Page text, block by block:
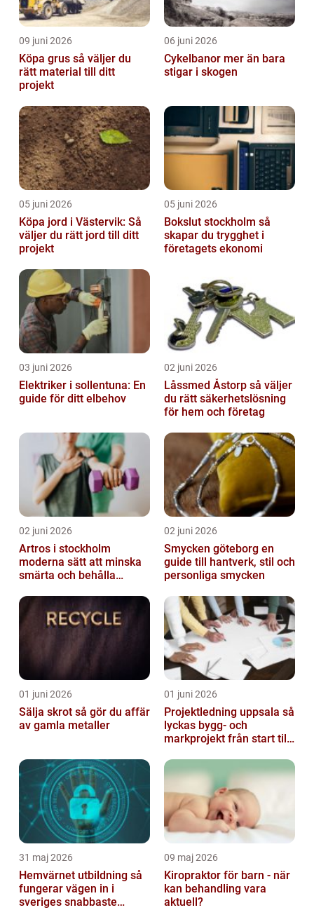
09 juni 2026
Köpa grus så väljer du
rätt material till ditt
projekt
06 juni 2026
Cykelbanor mer än bara
stigar i skogen
05 juni 2026
Köpa jord i Västervik: Så
väljer du rätt jord till ditt
projekt
05 juni 2026
Bokslut stockholm så
skapar du trygghet i
företagets ekonomi
03 juni 2026
Elektriker i sollentuna: En
guide för ditt elbehov
02 juni 2026
Låssmed Åstorp så väljer
du rätt säkerhetslösning
för hem och företag
02 juni 2026
Artros i stockholm
moderna sätt att minska
smärta och behålla
02 juni 2026
Smycken göteborg en
guide till hantverk, stil och
personliga smycken
01 juni 2026
Sälja skrot så gör du affär
av gamla metaller
01 juni 2026
Projektledning uppsala så
lyckas bygg- och
markprojekt från start till
31 maj 2026
Hemvärnet utbildning så
fungerar vägen in i
sveriges snabbaste
09 maj 2026
Kiropraktor för barn - när
kan behandling vara
aktuell?